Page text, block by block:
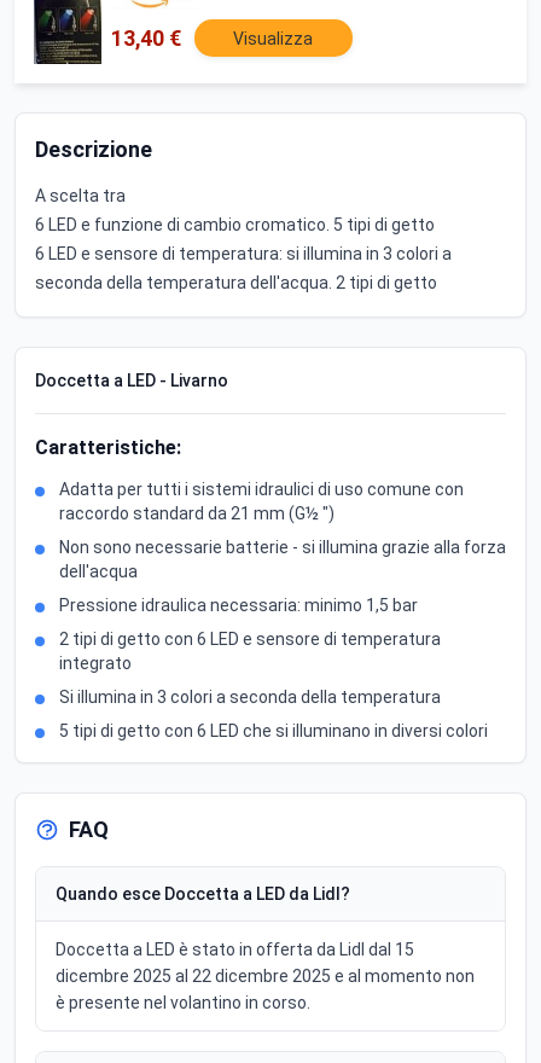
13,40 € Visualizza
Descrizione
A scelta tra
6 LED e funzione di cambio cromatico. 5 tipi di getto
6 LED e sensore di temperatura: si illumina in 3 colori a
seconda della temperatura dell'acqua. 2 tipi di getto
Doccetta a LED - Livarno
Caratteristiche:
Adatta per tutti i sistemi idraulici di uso comune con
raccordo standard da 21 mm (G½ ")
Non sono necessarie batterie - si illumina grazie alla forza
dell'acqua
Pressione idraulica necessaria: minimo 1,5 bar
2 tipi di getto con 6 LED e sensore di temperatura
integrato
Si illumina in 3 colori a seconda della temperatura
5 tipi di getto con 6 LED che si illuminano in diversi colori
FAQ
Quando esce Doccetta a LED da Lidl?
Doccetta a LED è stato in offerta da Lidl dal 15
dicembre 2025 al 22 dicembre 2025 e al momento non
è presente nel volantino in corso.